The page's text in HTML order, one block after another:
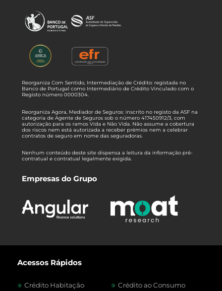
Reorganiza Com Sentido, Intermediação de Crédito: registada no
Banco de Portugal como Intermediário de Crédito Vinculado com o
Registo número 0000304.
Reorganiza Agora, Mediador de Seguros: inscrito no registo da ASF na
categoria de Agente de Seguros sob o número 417450912/3, com
autorização para os ramos Vida e Não Vida. Não assume a cobertura
dos riscos nem está autorizada a receber prémios nem a celebrar
contratos de seguro em nome das seguradoras.
Nenhum conteúdo deste site dispensa a leitura da informação pré-
contratual e contratual legalmente exigida.
Empresas do Grupo
Acessos Rápidos
Crédito Habitação Crédito ao Consumo